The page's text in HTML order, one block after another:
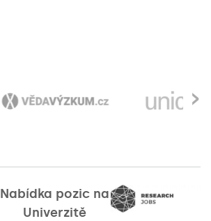
›
Nabídka pozic na
Univerzitě